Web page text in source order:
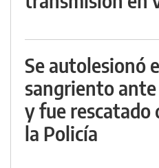
Se autolesionó
sangriento ante
y fue rescatado
la Policía